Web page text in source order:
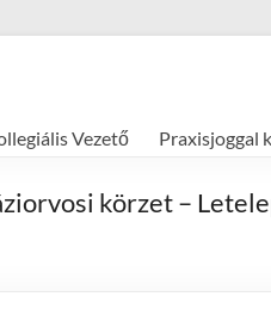
Vezető Praxisjoggal
körzet –